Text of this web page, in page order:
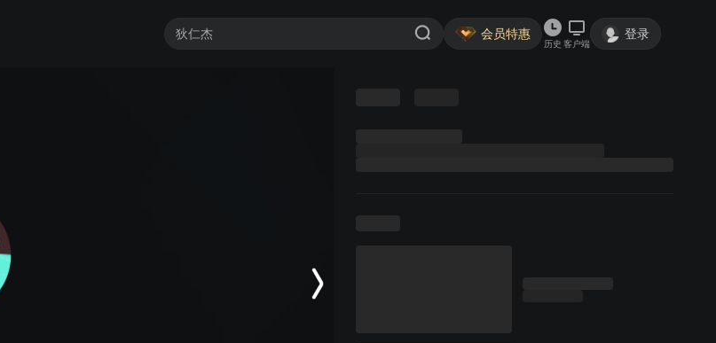
会员特惠
历史 客户端
登录